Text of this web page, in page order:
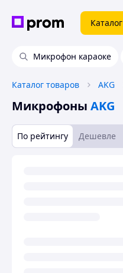
Каталог
Микрофон караоке
Каталог товаров AKG
Микрофоны AKG
По рейтингу Дешевле